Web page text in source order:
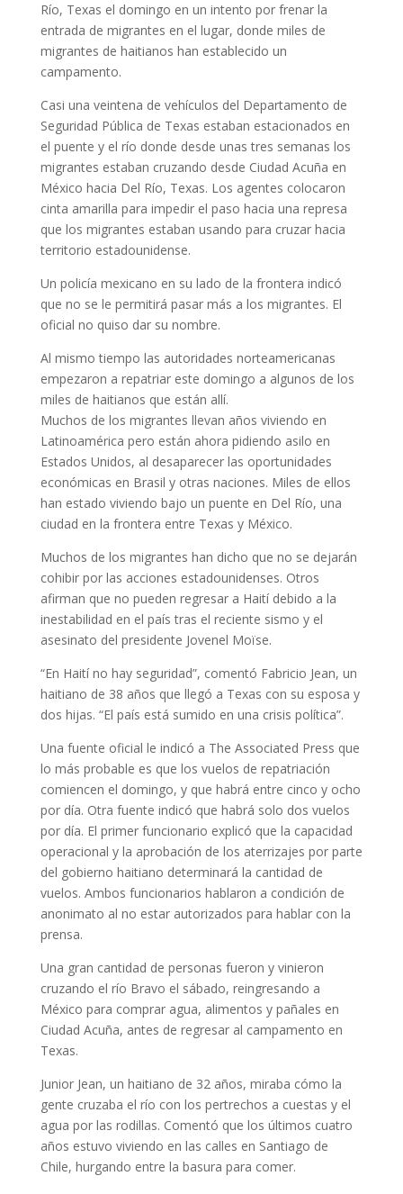
Río, Texas el domingo en un intento por frenar la
entrada de migrantes en el lugar, donde miles de
migrantes de haitianos han establecido un
campamento.
Casi una veintena de vehículos del Departamento de
Seguridad Pública de Texas estaban estacionados en
el puente y el río donde desde unas tres semanas los
migrantes estaban cruzando desde Ciudad Acuña en
México hacia Del Río, Texas. Los agentes colocaron
cinta amarilla para impedir el paso hacia una represa
que los migrantes estaban usando para cruzar hacia
territorio estadounidense.
Un policía mexicano en su lado de la frontera indicó
que no se le permitirá pasar más a los migrantes. El
oficial no quiso dar su nombre.
Al mismo tiempo las autoridades norteamericanas
empezaron a repatriar este domingo a algunos de los
miles de haitianos que están allí.
Muchos de los migrantes llevan años viviendo en
Latinoamérica pero están ahora pidiendo asilo en
Estados Unidos, al desaparecer las oportunidades
económicas en Brasil y otras naciones. Miles de ellos
han estado viviendo bajo un puente en Del Río, una
ciudad en la frontera entre Texas y México.
Muchos de los migrantes han dicho que no se dejarán
cohibir por las acciones estadounidenses. Otros
afirman que no pueden regresar a Haití debido a la
inestabilidad en el país tras el reciente sismo y el
asesinato del presidente Jovenel Moïse.
“En Haití no hay seguridad”, comentó Fabricio Jean, un
haitiano de 38 años que llegó a Texas con su esposa y
dos hijas. “El país está sumido en una crisis política”.
Una fuente oficial le indicó a The Associated Press que
lo más probable es que los vuelos de repatriación
comiencen el domingo, y que habrá entre cinco y ocho
por día. Otra fuente indicó que habrá solo dos vuelos
por día. El primer funcionario explicó que la capacidad
operacional y la aprobación de los aterrizajes por parte
del gobierno haitiano determinará la cantidad de
vuelos. Ambos funcionarios hablaron a condición de
anonimato al no estar autorizados para hablar con la
prensa.
Una gran cantidad de personas fueron y vinieron
cruzando el río Bravo el sábado, reingresando a
México para comprar agua, alimentos y pañales en
Ciudad Acuña, antes de regresar al campamento en
Texas.
Junior Jean, un haitiano de 32 años, miraba cómo la
gente cruzaba el río con los pertrechos a cuestas y el
agua por las rodillas. Comentó que los últimos cuatro
años estuvo viviendo en las calles en Santiago de
Chile, hurgando entre la basura para comer.